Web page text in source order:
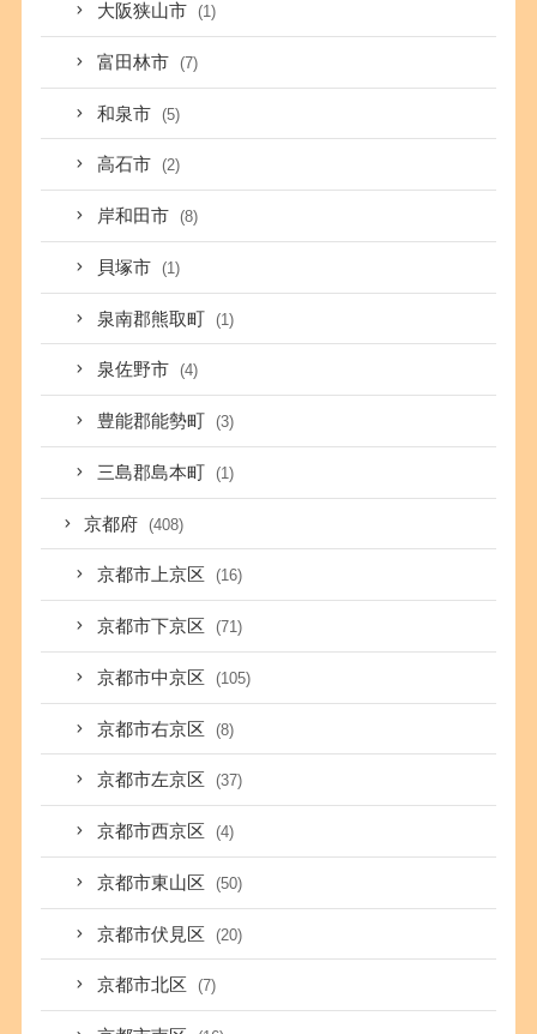
大阪狭山市 (1)
富田林市 (7)
和泉市 (5)
高石市 (2)
岸和田市 (8)
貝塚市 (1)
泉南郡熊取町 (1)
泉佐野市 (4)
豊能郡能勢町 (3)
三島郡島本町 (1)
京都府 (408)
京都市上京区 (16)
京都市下京区 (71)
京都市中京区 (105)
京都市右京区 (8)
京都市左京区 (37)
京都市西京区 (4)
京都市東山区 (50)
京都市伏見区 (20)
京都市北区 (7)